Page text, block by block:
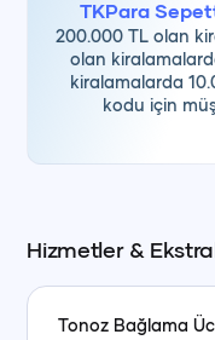
TKPara
200.000 TL olan
olan
kiralamalarda
kodu için
Hizmetler &
Tonoz Bağlama